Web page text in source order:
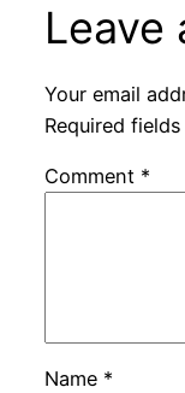
Leave
Your email
Required
Comment *
Name *